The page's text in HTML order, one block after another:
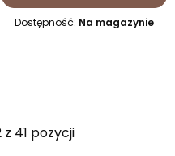
Dostępność: Na magazynie
z 41 pozycji